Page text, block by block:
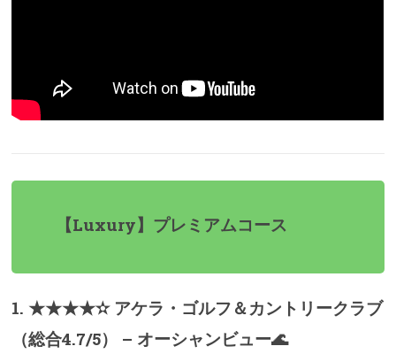
【Luxury】プレミアムコース
1. ★★★★✫ アケラ・ゴルフ＆カントリークラブ
（総合4.7/5） – オーシャンビュー🌊